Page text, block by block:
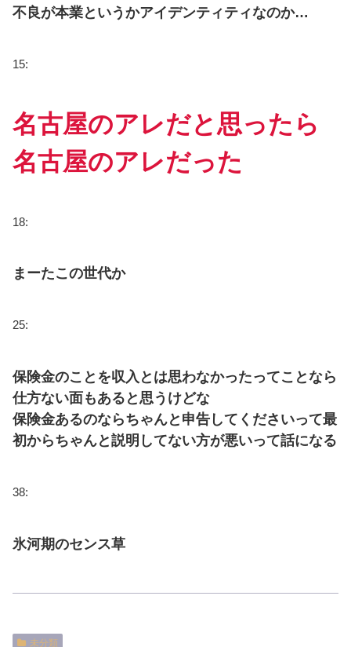
不良が本業というかアイデンティティなのか…
15:
名古屋のアレだと思ったら
名古屋のアレだった
18:
まーたこの世代か
25:
保険金のことを収入とは思わなかったってことなら
仕方ない面もあると思うけどな
保険金あるのならちゃんと申告してくださいって最
初からちゃんと説明してない方が悪いって話になる
38:
氷河期のセンス草
未分類